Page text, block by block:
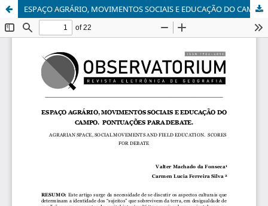
ESPAÇO AGRÁRIO, MOVIMENTOS SOCIAIS E EDUCAÇÃO DO CAMPO: Pontuações para debate